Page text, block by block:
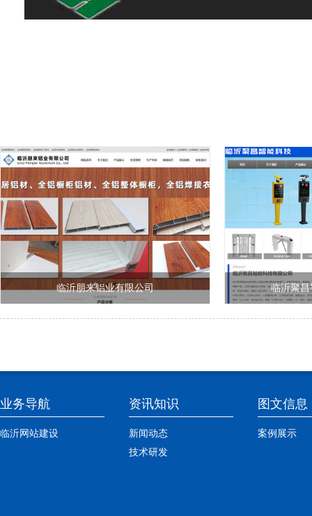
临沂朋来铝业有限公司 临沂聚
业务导航
临沂网站建设
资讯知识
新闻动态
技术研发
图文信息
案例展示